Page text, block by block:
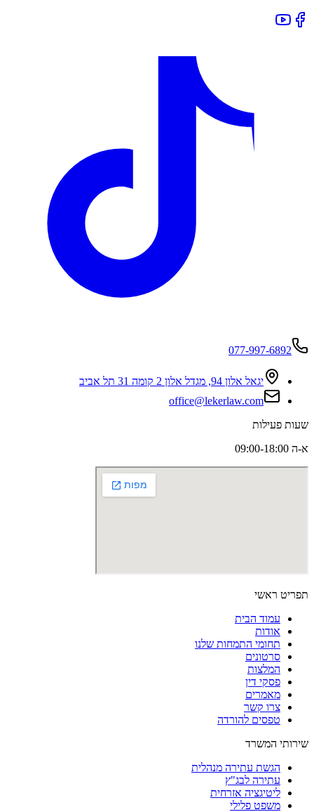
077-997-6892
יגאל אלון 94, מגדל אלון 2 קומה 31 תל אביב
office@lekerlaw.com
שעות פעילות
א-ה 09:00-18:00
תפריט ראשי
עמוד הבית
אודות
תחומי התמחות שלנו
סרטונים
המלצות
פסקי דין
מאמרים
צרו קשר
טפסים להורדה
שירותי המשרד
הגשת עתירה מנהלית
עתירה לבג"ץ
ליטיגציה אזרחית
משפט פלילי